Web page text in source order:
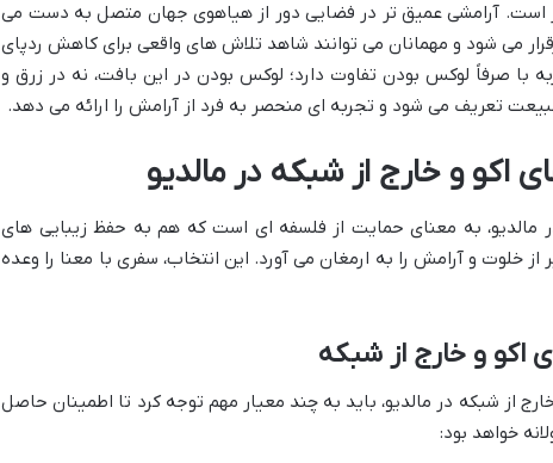
است. آرامشی عمیق تر در فضایی دور از هیاهوی جهان متصل به دست می
می شود و مهمانان می توانند شاهد تلاش های واقعی برای کاهش ردپای
با صرفاً لوکس بودن تفاوت دارد؛ لوکس بودن در این بافت، نه در زرق و
تعریف می شود و تجربه ای منحصر به فرد از آرامش را ارائه می دهد.
اکو و خارج از شبکه در مالدیو
مالدیو، به معنای حمایت از فلسفه ای است که هم به حفظ زیبایی های
خلوت و آرامش را به ارمغان می آورد. این انتخاب، سفری با معنا را وعده
اکو و خارج از شبکه
از شبکه در مالدیو، باید به چند معیار مهم توجه کرد تا اطمینان حاصل
خواهد بود: